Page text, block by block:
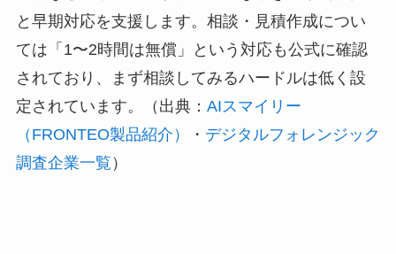
と早期対応を支援します。相談・見積作成につい
ては「1〜2時間は無償」という対応も公式に確認
されており、まず相談してみるハードルは低く設
定されています。（出典： AIスマイリー
（FRONTEO製品紹介）
・ デジタルフォレンジック
調査企業一覧 ）